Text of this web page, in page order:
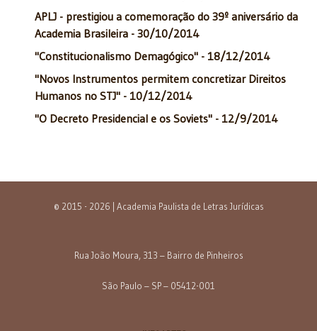
APLJ - prestigiou a comemoração do 39º aniversário da
Academia Brasileira - 30/10/2014
"Constitucionalismo Demagógico" - 18/12/2014
"Novos Instrumentos permitem concretizar Direitos
Humanos no STJ" - 10/12/2014
"O Decreto Presidencial e os Soviets" - 12/9/2014
© 2015 - 2026 | Academia Paulista de Letras Jurídicas
Rua João Moura, 313 – Bairro de Pinheiros
São Paulo – SP – 05412-001